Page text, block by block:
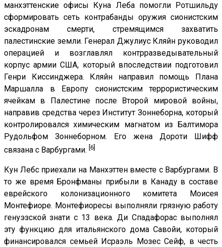
манхэттенские офисы Куна Леба помогли Ротшильду
сформировать сеть контрабанды оружия сионистским
эскадронам смерти, стремящимся захватить
палестинские земли. Генерал Джулиус Кляйн руководил
операцией и возглавлял контрразведывательный
корпус армии США, который впоследствии подготовил
Генри Киссинджера. Кляйн направил помощь Плана
Маршалла в Европу сионистским террористическим
ячейкам в Палестине после Второй мировой войны,
направив средства через Институт Зоннеборна, который
контролировался химическим магнатом из Балтимора
Рудольфом Зоннеборном. Его жена Дороти Шифф
связана с Варбургами. [6]
Кун Лебс приехали на Манхэттен вместе с Варбургами. В
то же время Бронфманы прибыли в Канаду в составе
еврейского колонизационного комитета Моисея
Монтефиоре. Монтефиоресы выполняли грязную работу
генуэзской знати с 13 века. Ди Спадафорас выполнял
эту функцию для итальянского дома Савойи, который
финансировался семьей Исраэль Мозес Сейф, в честь